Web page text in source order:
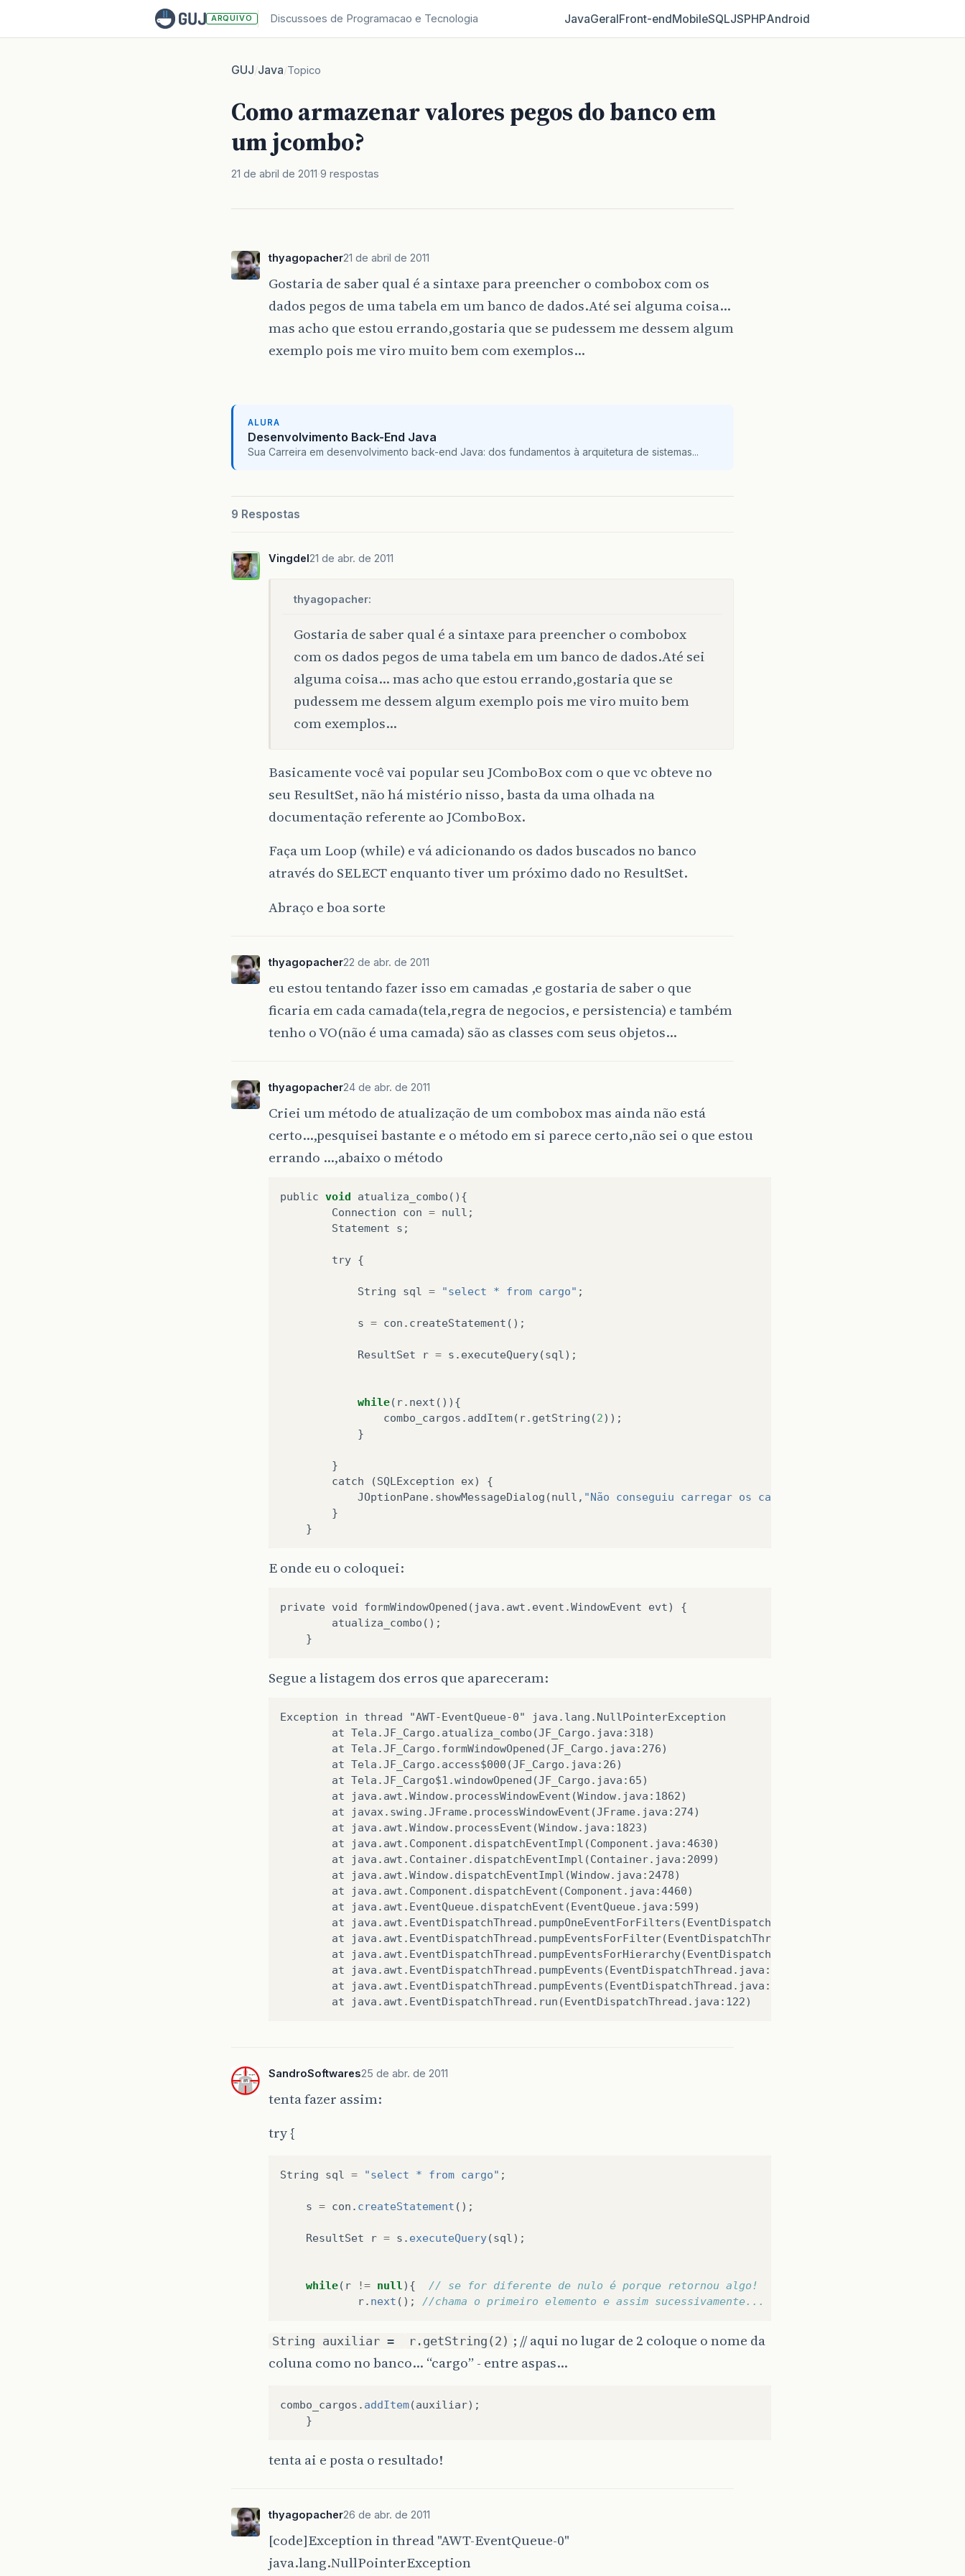
ARQUIVO Discussoes de Programacao e Tecnologia JavaGeralFront‑endMobileSQLJSPHPAndroid
GUJ/Java/Topico
Como armazenar valores pegos do banco em
um jcombo?
21 de abril de 2011 9 respostas
thyagopacher21 de abril de 2011
Gostaria de saber qual é a sintaxe para preencher o combobox com os
dados pegos de uma tabela em um banco de dados.Até sei alguma coisa…
mas acho que estou errando,gostaria que se pudessem me dessem algum
exemplo pois me viro muito bem com exemplos…
ALURA
Desenvolvimento Back-End Java
Sua Carreira em desenvolvimento back-end Java: dos fundamentos à arquitetura de sistemas...
9 Respostas
Vingdel21 de abr. de 2011
thyagopacher:
Gostaria de saber qual é a sintaxe para preencher o combobox
com os dados pegos de uma tabela em um banco de dados.Até sei
alguma coisa… mas acho que estou errando,gostaria que se
pudessem me dessem algum exemplo pois me viro muito bem
com exemplos…
Basicamente você vai popular seu JComboBox com o que vc obteve no
seu ResultSet, não há mistério nisso, basta da uma olhada na
documentação referente ao JComboBox.
Faça um Loop (while) e vá adicionando os dados buscados no banco
através do SELECT enquanto tiver um próximo dado no ResultSet.
Abraço e boa sorte
thyagopacher22 de abr. de 2011
eu estou tentando fazer isso em camadas ,e gostaria de saber o que
ficaria em cada camada(tela,regra de negocios, e persistencia) e também
tenho o VO(não é uma camada) são as classes com seus objetos…
thyagopacher24 de abr. de 2011
Criei um método de atualização de um combobox mas ainda não está
certo...,pesquisei bastante e o método em si parece certo,não sei o que estou
errando ...,abaixo o método
public void atualiza_combo (){
Connection
con = null ;
Statement
s ;
try {
String sql = "select * from cargo" ;
s = con . createStatement ();
ResultSet r = s . executeQuery(sql );
while( r. next ()){
combo_cargos . addItem( r. getString (2));
}
}
catch
(SQLException ex)
{
JOptionPane. showMessageDialog (null , "Não conseguiu carregar os cargos:
}
}
E onde eu o coloquei:
private void formWindowOpened(java.awt.event.WindowEvent evt) {
        atualiza_combo();
Segue a listagem dos erros que apareceram:
Exception in thread "AWT-EventQueue-0" java.lang.NullPointerException
        at Tela.JF_Cargo.atualiza_combo(JF_Cargo.java:318)
        at Tela.JF_Cargo.formWindowOpened(JF_Cargo.java:276)
        at Tela.JF_Cargo.access$000(JF_Cargo.java:26)
        at Tela.JF_Cargo$1.windowOpened(JF_Cargo.java:65)
        at java.awt.Window.processWindowEvent(Window.java:1862)
        at javax.swing.JFrame.processWindowEvent(JFrame.java:274)
        at java.awt.Window.processEvent(Window.java:1823)
        at java.awt.Component.dispatchEventImpl(Component.java:4630)
        at java.awt.Container.dispatchEventImpl(Container.java:2099)
        at java.awt.Window.dispatchEventImpl(Window.java:2478)
        at java.awt.Component.dispatchEvent(Component.java:4460)
        at java.awt.EventQueue.dispatchEvent(EventQueue.java:599)
        at java.awt.EventDispatchThread.pumpOneEventForFilters(EventDispatchThread.java:269)
        at java.awt.EventDispatchThread.pumpEventsForFilter(EventDispatchThread.java:184)
        at java.awt.EventDispatchThread.pumpEventsForHierarchy(EventDispatchThread.java:174)
        at java.awt.EventDispatchThread.pumpEvents(EventDispatchThread.java:169)
        at java.awt.EventDispatchThread.pumpEvents(EventDispatchThread.java:161)
SandroSoftwares25 de abr. de 2011
tenta fazer assim:
try {
String sql = "select * from cargo" ;
s = con . createStatement ();
ResultSet r = s . executeQuery(sql );
while( r != null ){
// se for diferente de nulo é porque retornou algo!
r. next (); //chama o primeiro elemento e assim sucessivamente...
String auxiliar = r.getString(2) ; // aqui no lugar de 2 coloque o nome da
coluna como no banco… “cargo” - entre aspas…
combo_cargos . addItem(auxiliar);
}
tenta ai e posta o resultado!
thyagopacher26 de abr. de 2011
[code]Exception in thread "AWT-EventQueue-0"
java.lang.NullPointerException